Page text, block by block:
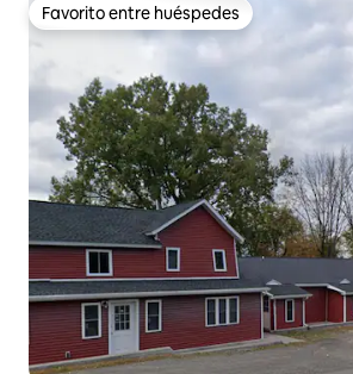
Favorito entre huéspedes
Favorito entre huéspedes